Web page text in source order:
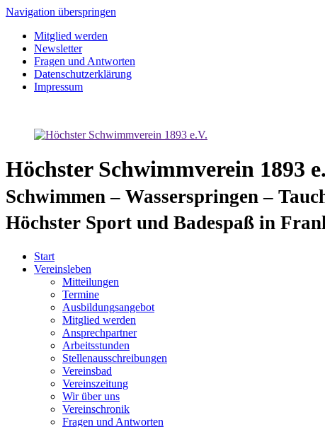
Navigation überspringen
Mitglied werden
Newsletter
Fragen und Antworten
Datenschutzerklärung
Impressum
Höchster Schwimmverein 1893
Schwimmen – Wasserspringen –
Höchster Sport und Badespaß in
Start
Vereinsleben
Mitteilungen
Termine
Ausbildungsangebot
Mitglied werden
Ansprechpartner
Arbeitsstunden
Stellenausschreibungen
Vereinsbad
Vereinszeitung
Wir über uns
Vereinschronik
Fragen und Antworten